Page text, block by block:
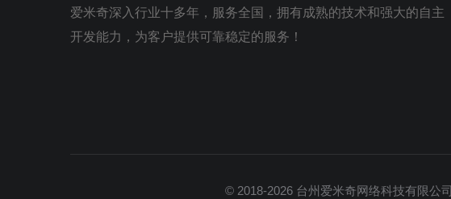
爱米奇深入行业十多年，服务全国，拥有成熟的技术和强大的自主
开发能力，为客户提供可靠稳定的服务！
© 2018-2026 台州爱米奇网络科技有限公司